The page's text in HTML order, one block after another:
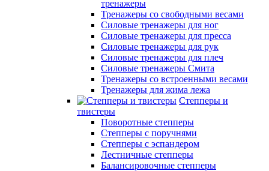
тренажеры
Тренажеры со свободными весами
Силовые тренажеры для ног
Силовые тренажеры для пресса
Силовые тренажеры для рук
Силовые тренажеры для плеч
Силовые тренажеры Смита
Тренажеры со встроенными весами
Тренажеры для жима лежа
Степперы и
твистеры
Поворотные степперы
Степперы с поручнями
Степперы с эспандером
Лестничные степперы
Балансировочные степперы